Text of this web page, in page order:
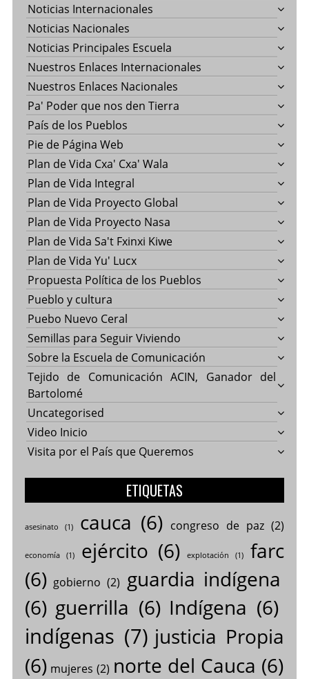
Noticias Internacionales
Noticias Nacionales
Noticias Principales Escuela
Nuestros Enlaces Internacionales
Nuestros Enlaces Nacionales
Pa' Poder que nos den Tierra
País de los Pueblos
Pie de Página Web
Plan de Vida Cxa' Cxa' Wala
Plan de Vida Integral
Plan de Vida Proyecto Global
Plan de Vida Proyecto Nasa
Plan de Vida Sa't Fxinxi Kiwe
Plan de Vida Yu' Lucx
Propuesta Política de los Pueblos
Pueblo y cultura
Puebo Nuevo Ceral
Semillas para Seguir Viviendo
Sobre la Escuela de Comunicación
Tejido de Comunicación ACIN, Ganador del
Bartolomé
Uncategorised
Video Inicio
Visita por el País que Queremos
ETIQUETAS
asesinato (1) cauca (6) congreso de paz(2)
economía(1) ejército (6) explotación (1)
farc
(6) gobierno (2) guardia indígena
(6) guerrilla (6) Indígena (6)
indígenas (7) justicia Propia
(6) mujeres (2) norte del Cauca (6)